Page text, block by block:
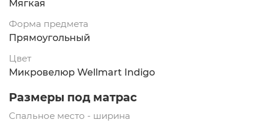
Мягкая
Форма предмета
Прямоугольный
Цвет
Микровелюр Wellmart Indigo
Размеры под матрас
Спальное место - ширина